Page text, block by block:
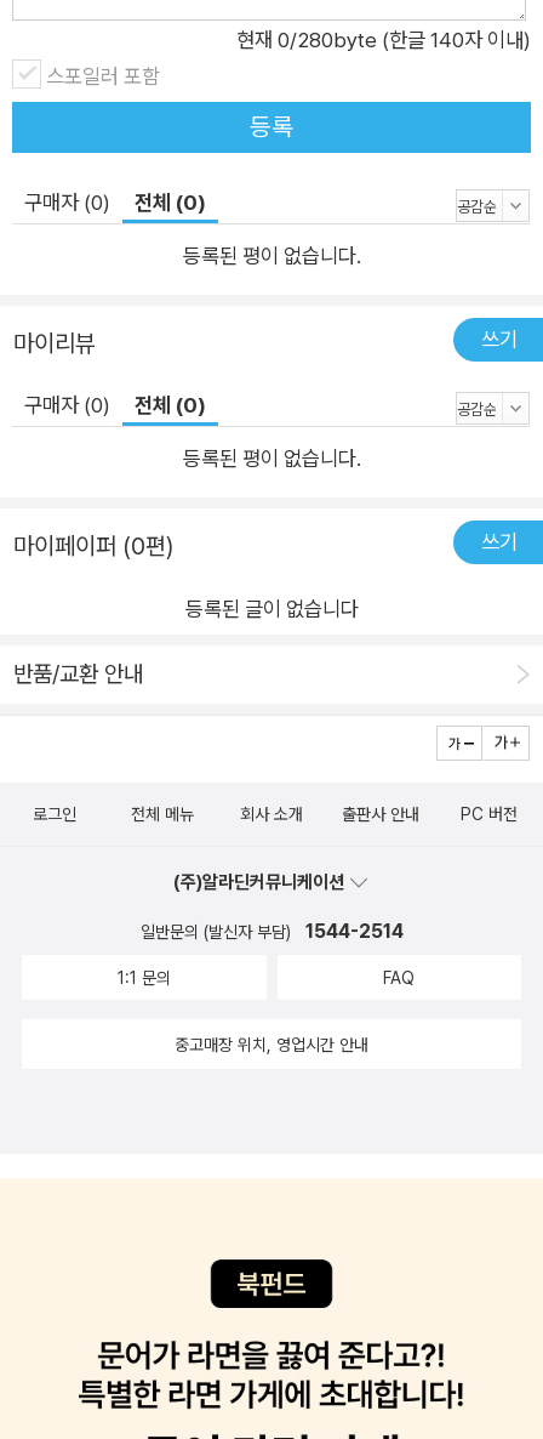
터 SSID, BSSID, 채널 번호를 수집하는 방법을 다룬다. 이러한
유형의 공격으로, AP를 대상으로 침투 테스팅 공격을 실시하는
방법도 다룬다. 5장. 웹 응용프로그램과 웹 서버의 풋 프린팅 웹
서버 서명(signature)의 중요성과 함께, 서버 서명을 파악하는
일이 왜 해킹의 첫 번째 순서인지에 대해 설명한다. 6장. 클라이
언트 측 공격과 DDoS 공격 클라이언트 측 검증과 클라이언트 측
검증을 우회하는 방법을 설명하며, 4가지 유형의 DDoS 공격에
대해 다룬다. 7장. SQLI와 XSS 침투 테스팅 두 가지 중요한 웹
스크립트를 사용하여 관리자 로그인 페이지를 찾는 방법을 배워
현재 0/280byte (한글 140자 이내)
스포일러 포함
등록
구매자 (0) 전체 (0)
등록된 평이 없습니다.
마이리뷰 쓰기
구매자 (0) 전체 (0)
등록된 평이 없습니다.
마이페이퍼 (0편) 쓰기
등록된 글이 없습니다
반품/교환 안내
로그인 전체 메뉴 회사 소개 출판사 안내 PC 버전
(주)알라딘커뮤니케이션
일반문의 (발신자 부담) 1544-2514
1:1 문의 FAQ
중고매장 위치, 영업시간 안내